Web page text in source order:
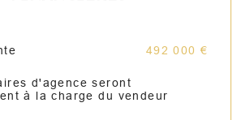
d’écoles et d’équipements de proximité,
d'aller à gare du nord en 23 minutes,
idéal pour profiter d’un quotidien
492 000 €
d'agence seront
à la charge du vendeur